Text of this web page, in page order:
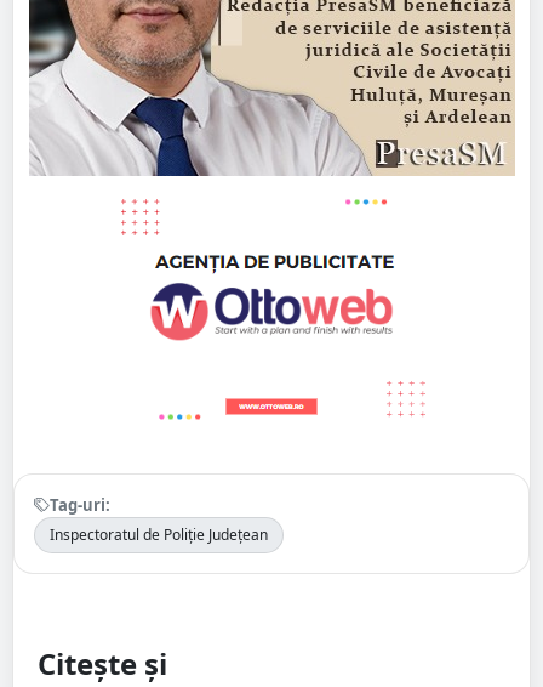
Tag-uri:
Inspectoratul de Poliție Județean
Citește și